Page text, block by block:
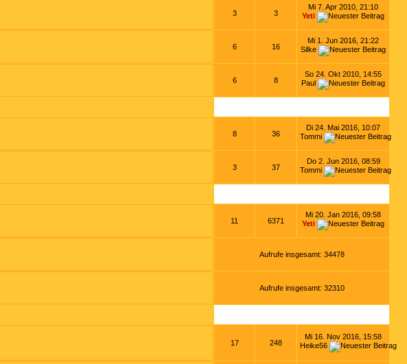
3 3
Mi 7. Apr 2010, 21:10
Yeti
6 16
Mi 1. Jun 2016, 21:22
Silke
6 8
So 24. Okt 2010, 14:55
Paul
8 36
Di 24. Mai 2016, 10:07
Tommi
3 37
Do 2. Jun 2016, 08:59
Tommi
11 6371
Mi 20. Jan 2016, 09:58
Yeti
Aufrufe insgesamt: 34478
Aufrufe insgesamt: 32310
17 248
Mi 16. Nov 2016, 15:58
Heike56